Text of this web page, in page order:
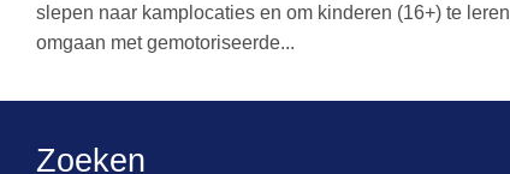
slepen naar kamplocaties en om kinderen (16+) te leren
omgaan met gemotoriseerde...
Zoeken